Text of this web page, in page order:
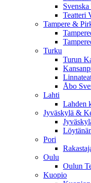
Svenska
Teatteri
Tampere &
Turku
Turun
Åbo
Lahti
Lahden
Jyväskylä &
Pori
Oulu
Oulun
Kuopio